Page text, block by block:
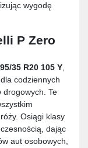
wygodę
P Zero
35 R20 105 Y,
codziennych
drogowych. Te
Osiągi klasy
dając
aut osobowych,